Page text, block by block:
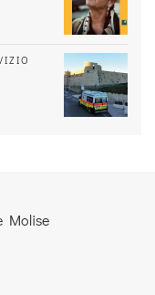
Molise